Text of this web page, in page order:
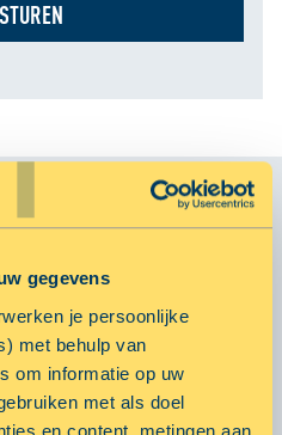
gegevens
je persoonlijke
met behulp van
om informatie op uw
met als doel
en content, metingen aan
ook de verhuisbus
alleen te huur voor nieuwe –